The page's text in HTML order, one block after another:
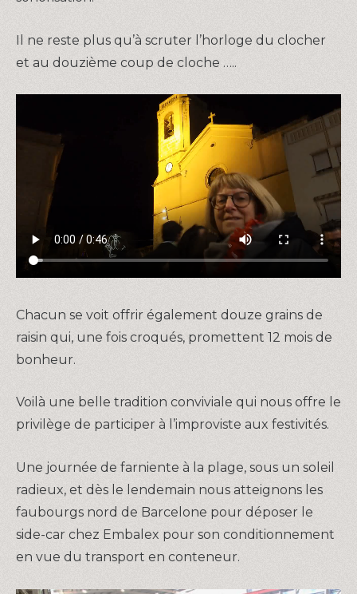
Il ne reste plus qu’à scruter l’horloge du clocher
et au douzième coup de cloche …..
Chacun se voit offrir également douze grains de
raisin qui, une fois croqués, promettent 12 mois de
bonheur.
Voilà une belle tradition conviviale qui nous offre le
privilège de participer à l’improviste aux festivités.
Une journée de farniente à la plage, sous un soleil
radieux, et dès le lendemain nous atteignons les
faubourgs nord de Barcelone pour déposer le
side-car chez Embalex pour son conditionnement
en vue du transport en conteneur.